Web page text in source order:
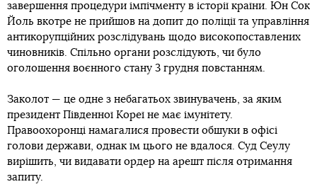
завершення процедури імпічменту в історії країни. Юн Сок
Йоль вкотре не прийшов на допит до поліції та управління
антикорупційних розслідувань щодо високопоставлених
чиновників. Спільно органи розслідують, чи було
оголошення воєнного стану 3 грудня повстанням.
Заколот — це одне з небагатьох звинувачень, за яким
президент Південної Кореї не має імунітету.
Правоохоронці намагалися провести обшуки в офісі
голови держави, однак їм цього не вдалося. Суд Сеулу
вирішить, чи видавати ордер на арешт після отримання
запиту.